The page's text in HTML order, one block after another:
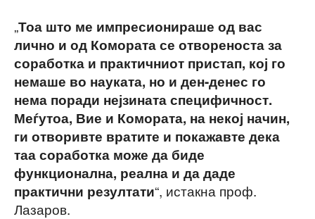
„Тоа што ме импресионираше од вас
лично и од Комората се отвореноста за
соработка и практичниот пристап, кој го
немаше во науката, но и ден-денес го
нема поради нејзината специфичност.
Меѓутоа, Вие и Комората, на некој начин,
ги отворивте вратите и покажавте дека
таа соработка може да биде
функционална, реална и да даде
практични резултати“, истакна проф.
Лазаров.